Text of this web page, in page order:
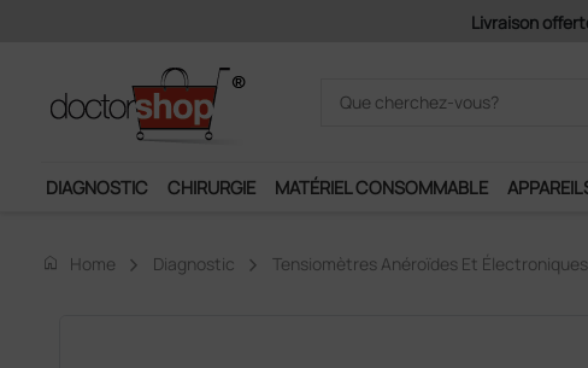
Paiement
DIAGNOSTIC CHIRURGIE MATÉRIEL CONSOMMABLE
home Home Diagnostic Tensiomètres Anéroïdes Et Électroniques